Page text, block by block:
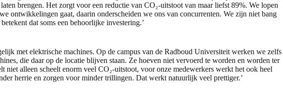
brengen. Het zorgt voor een reductie van CO₂-uitstoot van maar liefst 89%. We lopen
ontwikkelingen gaat, daarin onderscheiden we ons van concurrenten. We zijn niet bang
dat soms een behoorlijke investering.’
met elektrische machines. Op de campus van de Radboud Universiteit werken we zelfs
die daar op de locatie blijven staan. Ze hoeven niet vervoerd te worden en worden ter
niet alleen scheelt enorm veel CO₂-uitstoot, voor onze medewerkers werkt het ook heel
herrie en zorgen voor minder trillingen. Dat werkt natuurlijk veel prettiger.’